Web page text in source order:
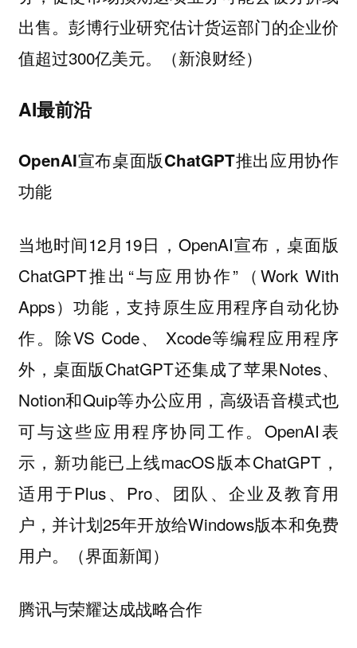
出售。彭博行业研究估计货运部门的企业价
值超过300亿美元。（新浪财经）
AI最前沿
OpenAI宣布桌面版ChatGPT推出应用协作
功能
当地时间12月19日，OpenAI宣布，桌面版
ChatGPT推出“与应用协作”（Work With
Apps）功能，支持原生应用程序自动化协
作。除VS Code、 Xcode等编程应用程序
外，桌面版ChatGPT还集成了苹果Notes、
Notion和Quip等办公应用，高级语音模式也
可与这些应用程序协同工作。OpenAI表
示，新功能已上线macOS版本ChatGPT，
适用于Plus、Pro、团队、企业及教育用
户，并计划25年开放给Windows版本和免费
用户。（界面新闻）
腾讯与荣耀达成战略合作